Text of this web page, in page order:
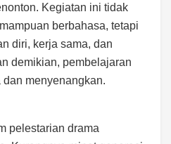
Kegiatan ini tidak
berbahasa, tetapi
diri, kerja sama, dan
demikian, pembelajaran
menyenangkan.
pelestarian drama